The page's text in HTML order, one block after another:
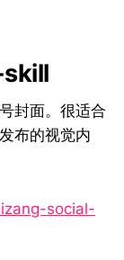
封面。很适合
布的视觉内
social-